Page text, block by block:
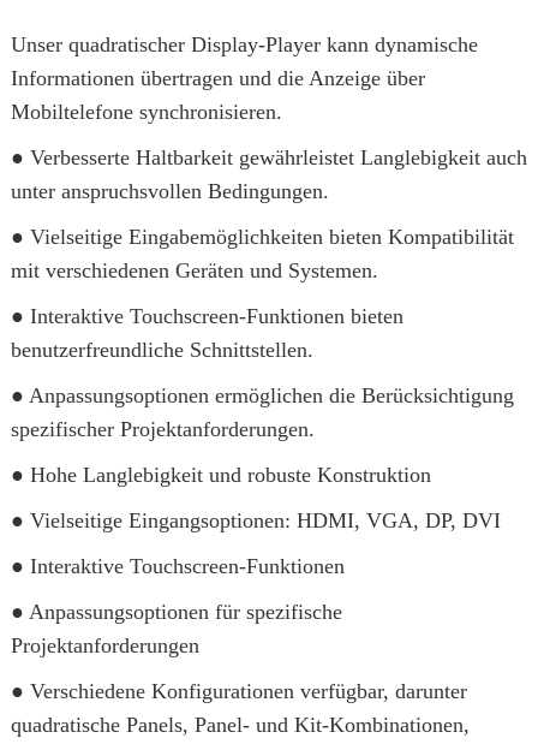
Unser quadratischer Display-Player kann dynamische
Informationen übertragen und die Anzeige über
Mobiltelefone synchronisieren.
● Verbesserte Haltbarkeit gewährleistet Langlebigkeit auch
unter anspruchsvollen Bedingungen.
● Vielseitige Eingabemöglichkeiten bieten Kompatibilität
mit verschiedenen Geräten und Systemen.
● Interaktive Touchscreen-Funktionen bieten
benutzerfreundliche Schnittstellen.
● Anpassungsoptionen ermöglichen die Berücksichtigung
spezifischer Projektanforderungen.
● Hohe Langlebigkeit und robuste Konstruktion
● Vielseitige Eingangsoptionen: HDMI, VGA, DP, DVI
● Interaktive Touchscreen-Funktionen
● Anpassungsoptionen für spezifische
Projektanforderungen
● Verschiedene Konfigurationen verfügbar, darunter
quadratische Panels, Panel- und Kit-Kombinationen,